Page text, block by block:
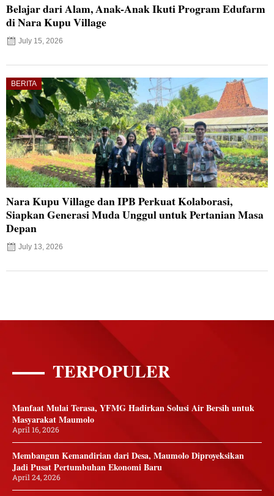
Belajar dari Alam, Anak-Anak Ikuti Program Edufarm
di Nara Kupu Village
July 15, 2026
BERITA
Nara Kupu Village dan IPB Perkuat Kolaborasi,
Siapkan Generasi Muda Unggul untuk Pertanian Masa
Depan
July 13, 2026
TERPOPULER
Manfaat Mulai Terasa, YFMG Hadirkan Solusi Air Bersih untuk
Masyarakat Maumolo
April 16, 2026
Membangun Kemandirian dari Desa, Maumolo Diproyeksikan
Jadi Pusat Pertumbuhan Ekonomi Baru
April 24, 2026